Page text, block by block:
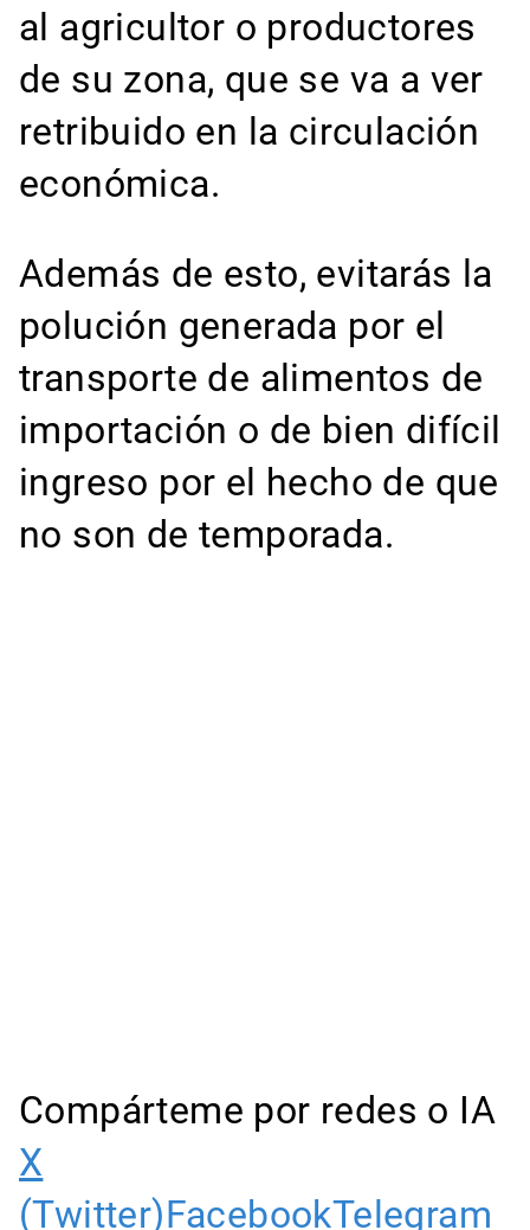
al agricultor o productores
de su zona, que se va a ver
retribuido en la circulación
económica.
Además de esto, evitarás la
polución generada por el
transporte de alimentos de
importación o de bien difícil
ingreso por el hecho de que
no son de temporada.
Compárteme por redes o IA
X
(Twitter)FacebookTelegram